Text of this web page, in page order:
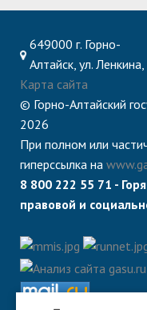
649000 г. Горно-
Алтайск, ул. Ленкина,
Карта сайта
© Горно-Алтайский
2026
При полном или
гиперссылка на
8 800 222 55 71 -
правовой и